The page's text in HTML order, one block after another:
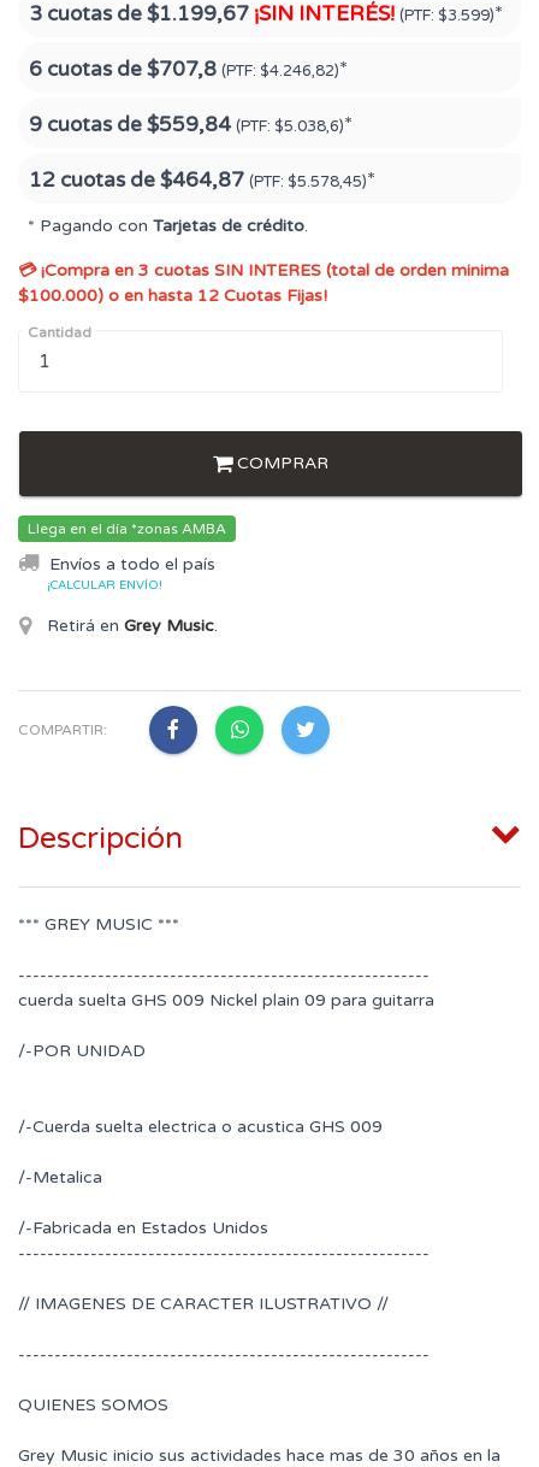
3 cuotas de$1.199,67 ¡SIN INTERÉS! (PTF: $3.599)*
6 cuotas de$707,8 (PTF: $4.246,82)*
9 cuotas de$559,84 (PTF: $5.038,6)*
12 cuotas de$464,87 (PTF: $5.578,45)*
* Pagando con Tarjetas de crédito.
💳 ¡Compra en 3 cuotas SIN INTERES (total de orden minima
$100.000) o en hasta 12 Cuotas Fijas!
Cantidad
COMPRAR
Llega en el día *zonas AMBA
Envíos a todo el país
¡CALCULAR ENVÍO!
Retirá en Grey Music.
COMPARTIR:
Descripción
*** GREY MUSIC ***
---------------------------------------------------------
cuerda suelta GHS 009 Nickel plain 09 para guitarra
/-POR UNIDAD
/-Cuerda suelta electrica o acustica GHS 009
/-Metalica
/-Fabricada en Estados Unidos
---------------------------------------------------------
// IMAGENES DE CARACTER ILUSTRATIVO //
---------------------------------------------------------
QUIENES SOMOS
Grey Music inicio sus actividades hace mas de 30 años en la